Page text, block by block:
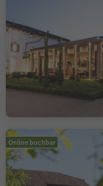
Online buchbar